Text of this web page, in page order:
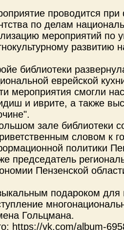
проводится
по делам
мероприятий по
развитию
библиотеки
еврейской
мероприятия смогли
и иврите, а также
зале библиотеки
словом к
политики
председатель
Пензенской
подароком для
Гольцмана.
https://vk.com/album-